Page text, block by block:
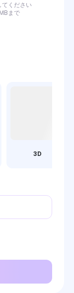
てください
まで
3D